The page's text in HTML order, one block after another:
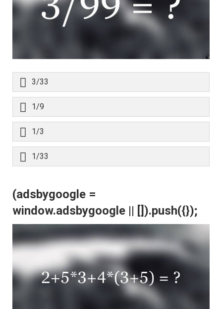
3/33
1/9
1/3
1/33
(adsbygoogle =
window.adsbygoogle || []).push({});